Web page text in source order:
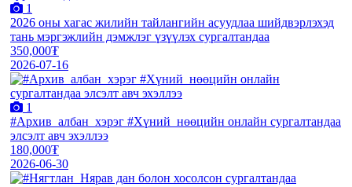
1
2026 оны хагас жилийн тайлангийн асуудлаа шийдвэрлэхэд
тань мэргэжлийн дэмжлэг үзүүлэх сургалтандаа
350,000₮
2026-07-16
1
#Архив_албан_хэрэг #Хүний_нөөцийн онлайн сургалтандаа
элсэлт авч эхэллээ
180,000₮
2026-06-30